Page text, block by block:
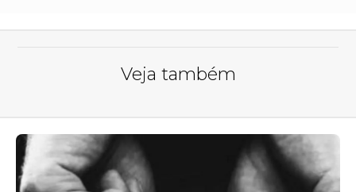
Veja também